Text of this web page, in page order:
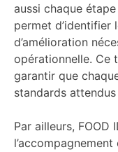
aussi chaque
permet
d’amélioration
opérationnelle. Ce
garantir que
standards
Par ailleurs, FOOD